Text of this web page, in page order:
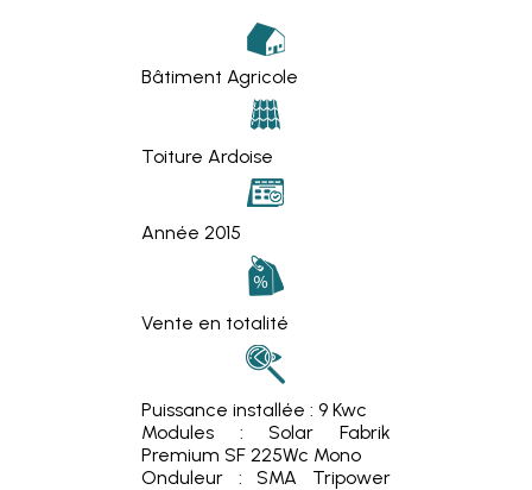
Bâtiment Agricole
Toiture Ardoise
Année 2015
Vente en totalité
Puissance installée : 9 Kwc
Modules : Solar Fabrik
Premium SF 225Wc Mono
Onduleur : SMA Tripower